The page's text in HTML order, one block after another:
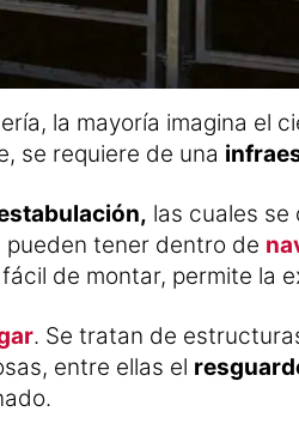
la mayoría imagina el
se requiere de una
las cuales se
pueden tener dentro de
de montar, permite la
. Se tratan de
entre ellas el